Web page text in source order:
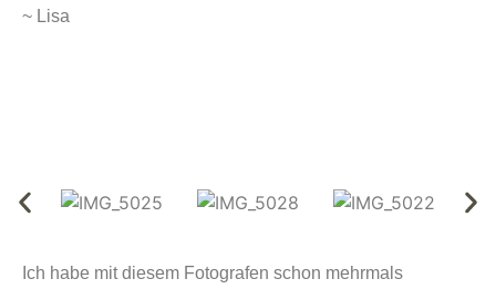
~ Lisa
Ich habe mit diesem Fotografen schon mehrmals